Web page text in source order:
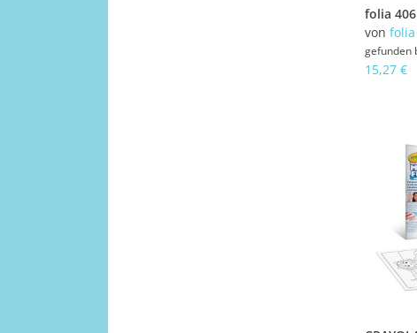
von folia
gefunden
15,27 €